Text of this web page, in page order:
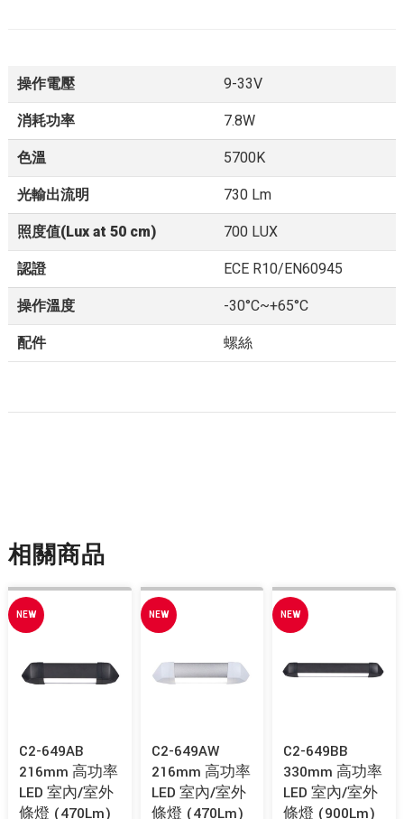
操作電壓 9-33V
消耗功率 7.8W
色溫 5700K
光輸出流明 730 Lm
照度值(Lux at 50 cm) 700 LUX
認證 ECE R10/EN60945
操作溫度 -30°C~+65°C
配件 螺絲
相關商品
NEW
C2-649AB
216mm 高功率
LED 室內/室外
條燈 (470Lm)
NEW
C2-649AW
216mm 高功率
LED 室內/室外
條燈 (470Lm)
NEW
C2-649BB
330mm 高功率
LED 室內/室外
條燈 (900Lm)